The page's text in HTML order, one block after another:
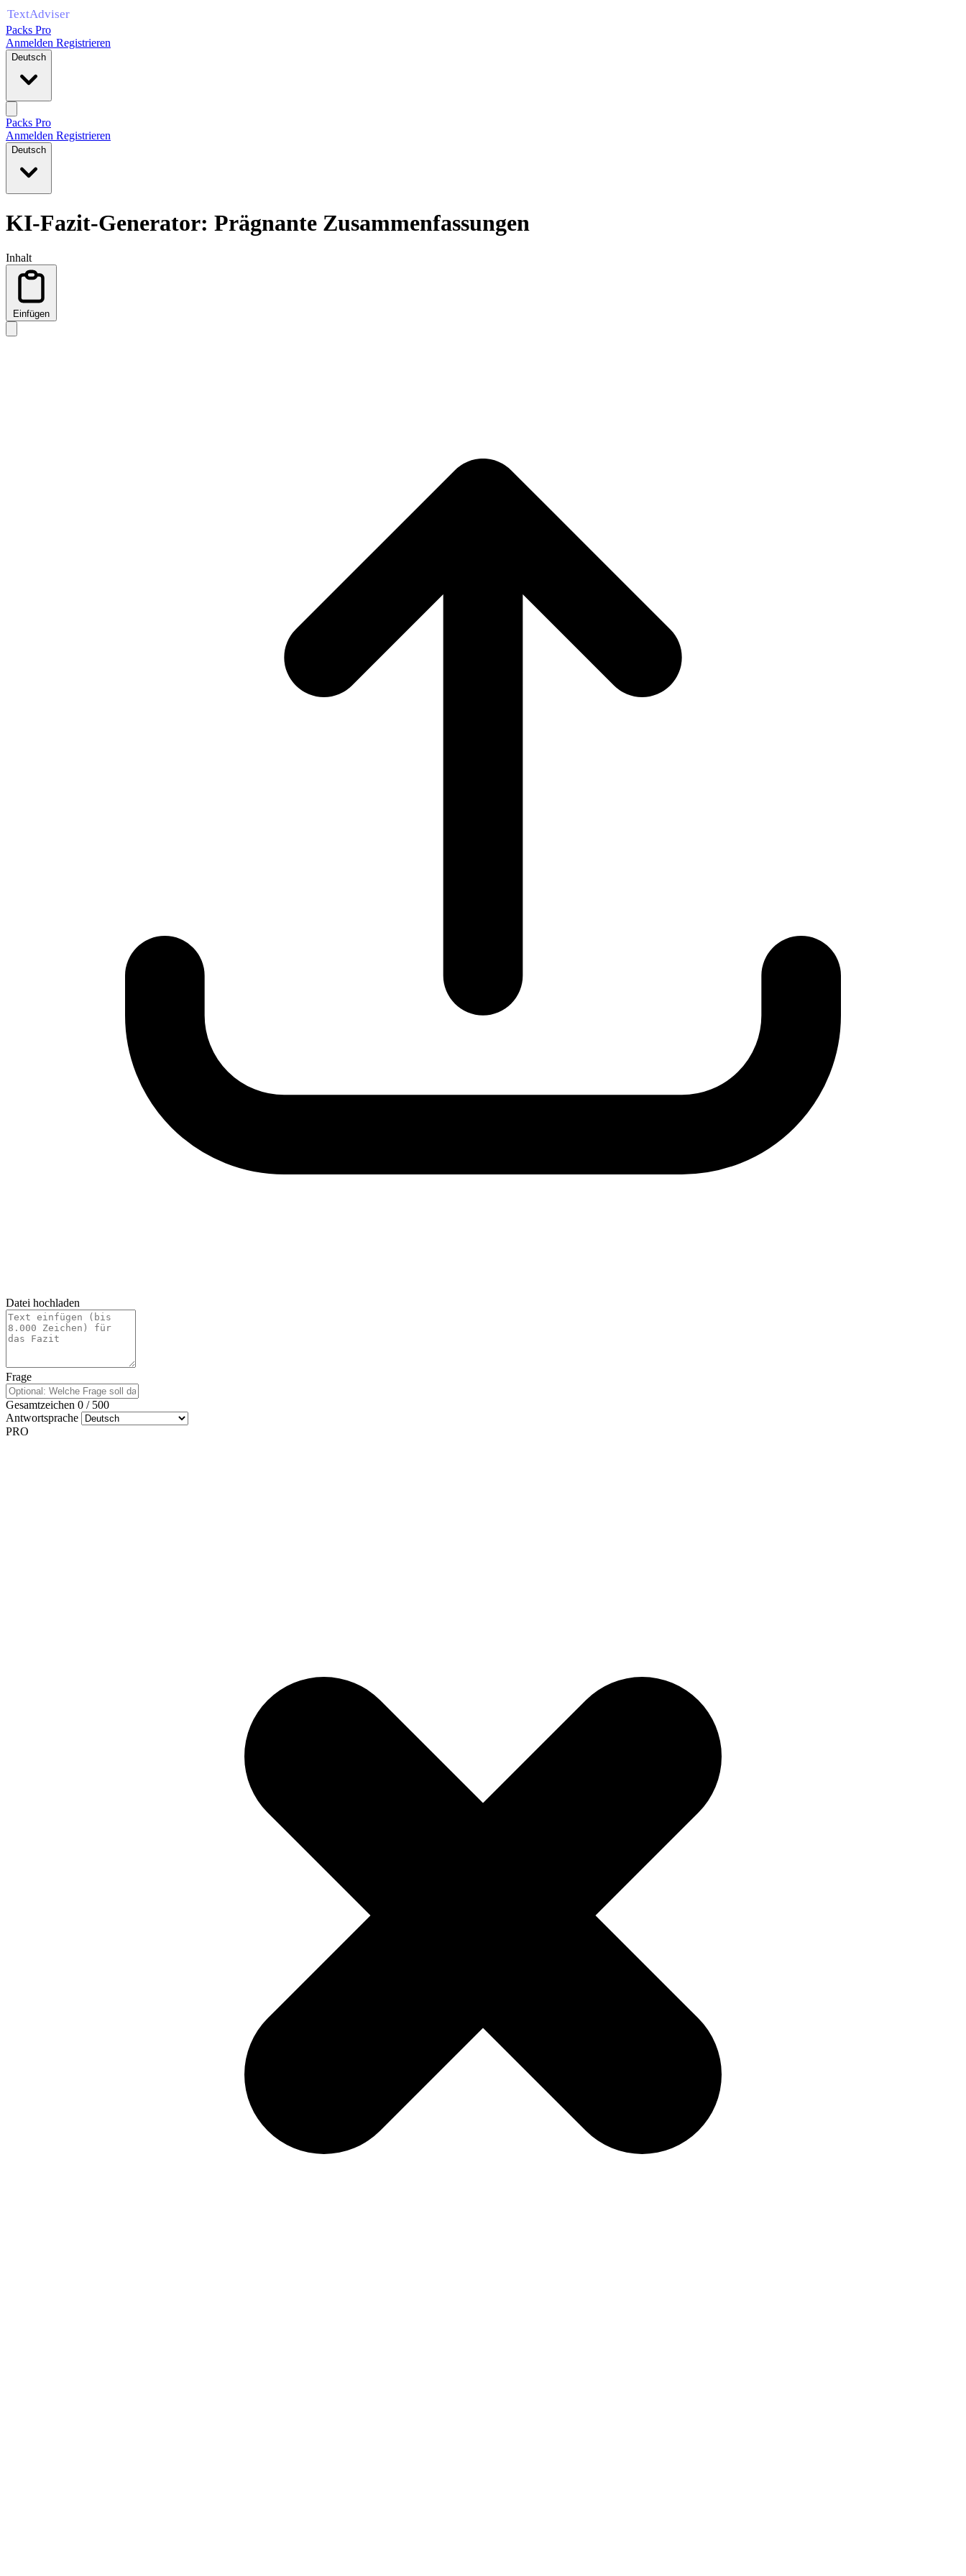
Packs Pro
Anmelden Registrieren
Deutsch
Packs Pro
Anmelden Registrieren
Deutsch
KI‑Fazit‑Generator: Prägnante Zusammenfassungen
Inhalt
Einfügen
Datei hochladen
Frage
Gesamtzeichen 0 / 500
Antwortsprache
PRO